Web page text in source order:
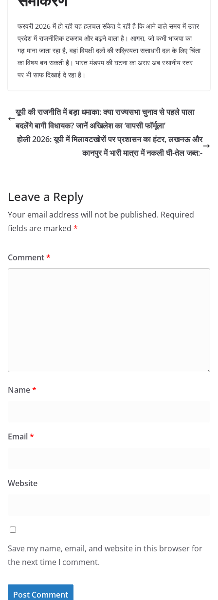
​फरवरी 2026 में हो रही यह हलचल संकेत दे रही है कि आने वाले समय में उत्तर
प्रदेश में राजनीतिक टकराव और बढ़ने वाला है। आगरा, जो कभी भाजपा का
गढ़ माना जाता रहा है, वहां विपक्षी दलों की सक्रियता सत्ताधारी दल के लिए चिंता
का विषय बन सकती है। भारत मंडपम की घटना का असर अब स्थानीय स्तर
पर भी साफ दिखाई दे रहा है।
​यूपी की राजनीति में बड़ा धमाका: क्या राज्यसभा चुनाव से पहले पाला
बदलेंगे बागी विधायक? जानें अखिलेश का ‘वापसी फॉर्मूला’
​होली 2026: यूपी में मिलावटखोरों पर प्रशासन का हंटर, लखनऊ और
कानपुर में भारी मात्रा में नकली घी-तेल जब्त:-
Leave a Reply
Your email address will not be published. Required
fields are marked *
Comment*
Name*
Email*
Website
Save my name, email, and website in this browser for
the next time I comment.